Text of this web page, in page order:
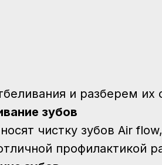
и разберем их
зубов
чистку зубов Air
профилактикой